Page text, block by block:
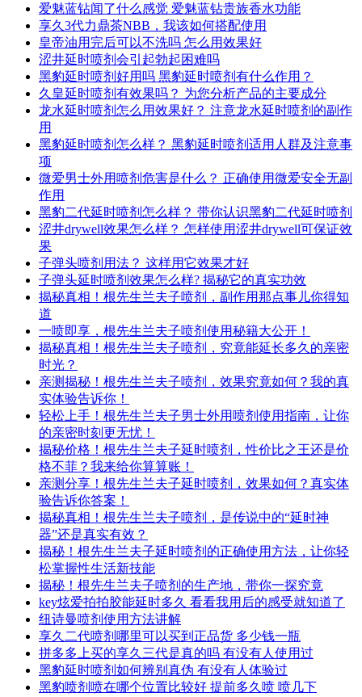
爱魅蓝钻闻了什么感觉 爱魅蓝钻贵族香水功能
享久3代力鼎茶NBB，我该如何搭配使用
皇帝油用完后可以不洗吗 怎么用效果好
涩井延时喷剂会引起勃起困难吗
黑豹延时喷剂好用吗 黑豹延时喷剂有什么作用？
久皇延时喷剂有效果吗？ 为您分析产品的主要成分
龙水延时喷剂怎么用效果好？ 注意龙水延时喷剂的副作
用
黑豹延时喷剂怎么样？ 黑豹延时喷剂适用人群及注意事
项
微爱男士外用喷剂危害是什么？ 正确使用微爱安全无副
作用
黑豹二代延时喷剂怎么样？ 带你认识黑豹二代延时喷剂
涩井drywell效果怎么样？ 怎样使用涩井drywell可保证效
果
子弹头喷剂用法？ 这样用它效果才好
子弹头延时喷剂效果怎么样? 揭秘它的真实功效
揭秘真相！根先生兰夫子喷剂，副作用那点事儿你得知
道
一喷即享，根先生兰夫子喷剂使用秘籍大公开！
揭秘真相！根先生兰夫子喷剂，究竟能延长多久的亲密
时光？
亲测揭秘！根先生兰夫子喷剂，效果究竟如何？我的真
实体验告诉你！
轻松上手！根先生兰夫子男士外用喷剂使用指南，让你
的亲密时刻更无忧！
揭秘价格！根先生兰夫子延时喷剂，性价比之王还是价
格不菲？我来给你算算账！
亲测分享！根先生兰夫子延时喷剂，效果如何？真实体
验告诉你答案！
揭秘真相！根先生兰夫子喷剂，是传说中的“延时神
器”还是真实有效？
揭秘！根先生兰夫子延时喷剂的正确使用方法，让你轻
松掌握性生活新技能
揭秘！根先生兰夫子喷剂的生产地，带你一探究竟
key炫爱拍拍胶能延时多久 看看我用后的感受就知道了
纽诗曼喷剂使用方法讲解
享久二代喷剂哪里可以买到正品货 多少钱一瓶
拼多多上买的享久三代是真的吗 有没有人使用过
黑豹延时喷剂如何辨别真伪 有没有人体验过
黑豹喷剂喷在哪个位置比较好 提前多久喷 喷几下